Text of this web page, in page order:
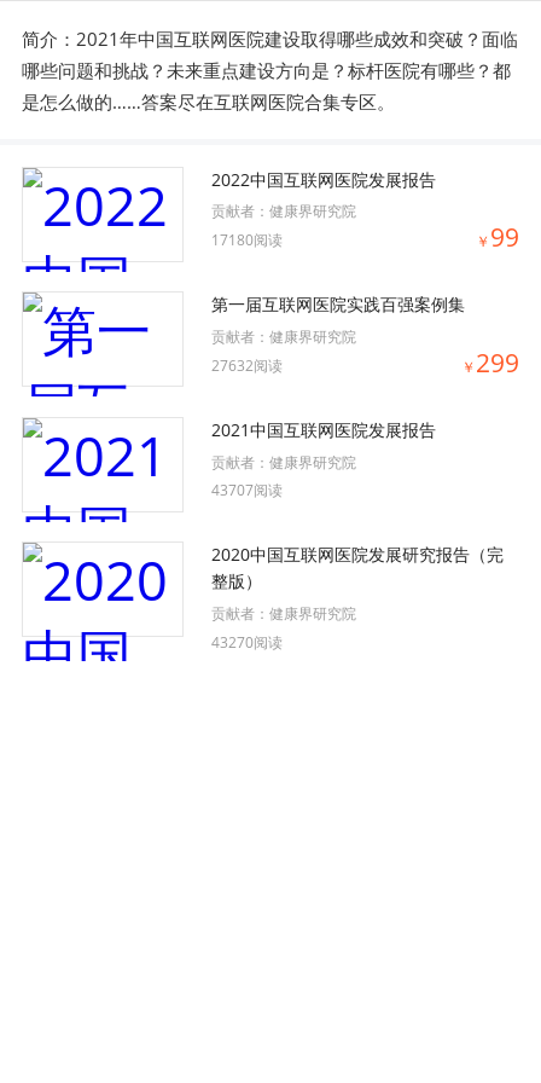
简介：2021年中国互联网医院建设取得哪些成效和突破？面临
哪些问题和挑战？未来重点建设方向是？标杆医院有哪些？都
是怎么做的……答案尽在互联网医院合集专区。
2022中国互联网医院发展报告
贡献者： 健康界研究院
17180阅读
￥ 99
第一届互联网医院实践百强案例集
贡献者： 健康界研究院
27632阅读
￥ 299
2021中国互联网医院发展报告
贡献者： 健康界研究院
43707阅读
2020中国互联网医院发展研究报告（完
整版）
贡献者： 健康界研究院
43270阅读